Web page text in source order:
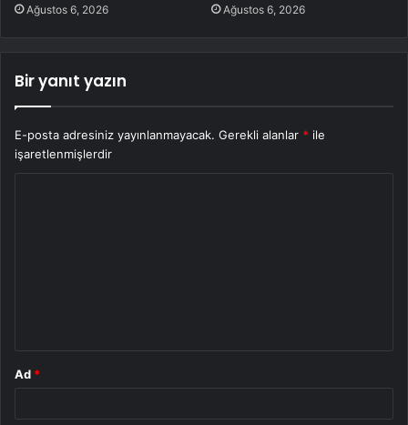
Ağustos 6, 2026 Ağustos 6, 2026
Bir yanıt yazın
E-posta adresiniz yayınlanmayacak. Gerekli alanlar * ile
işaretlenmişlerdir
Ad *